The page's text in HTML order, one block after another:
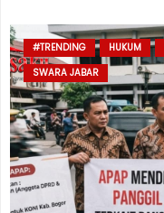
#TRENDING HUKUM
SWARA JABAR